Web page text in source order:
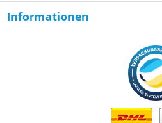
Informationen